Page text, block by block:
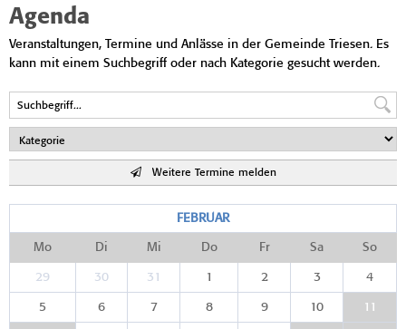
Agenda
Veranstaltungen, Termine und Anlässe in der Gemeinde Triesen. Es
kann mit einem Suchbegriff oder nach Kategorie gesucht werden.
Weitere Termine melden
FEBRUAR
Mo Di Mi Do Fr Sa So
29 30 31 1 2 3 4
5 6 7 8 9 10 11